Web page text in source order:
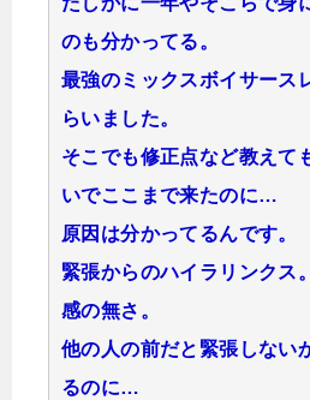
のも分かってる。
最強のミックスボイサース
らいました。
そこでも修正点など教えて
いでここまで来たのに…
原因は分かってるんです。
緊張からのハイラリンクス
感の無さ。
他の人の前だと緊張しない
るのに…